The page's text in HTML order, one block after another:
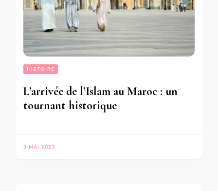
HISTOIRE
L’arrivée de l’Islam au Maroc : un
tournant historique
3 MAI 2023